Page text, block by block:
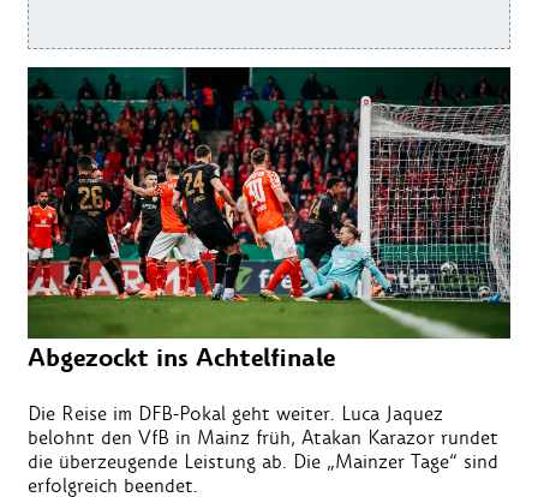
Abgezockt ins Achtelfinale
Die Reise im DFB-Pokal geht weiter. Luca Jaquez
belohnt den VfB in Mainz früh, Atakan Karazor rundet
die überzeugende Leistung ab. Die „Mainzer Tage“ sind
erfolgreich beendet.